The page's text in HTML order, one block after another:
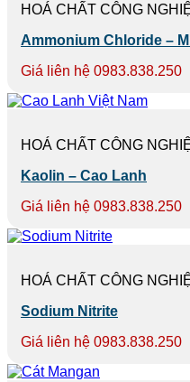
HOÁ CHẤT CÔNG
Ammonium Chloride –
Giá liên hệ 0983.838.250
HOÁ CHẤT CÔNG
Kaolin – Cao Lanh
Giá liên hệ 0983.838.250
HOÁ CHẤT CÔNG
Sodium Nitrite
Giá liên hệ 0983.838.250